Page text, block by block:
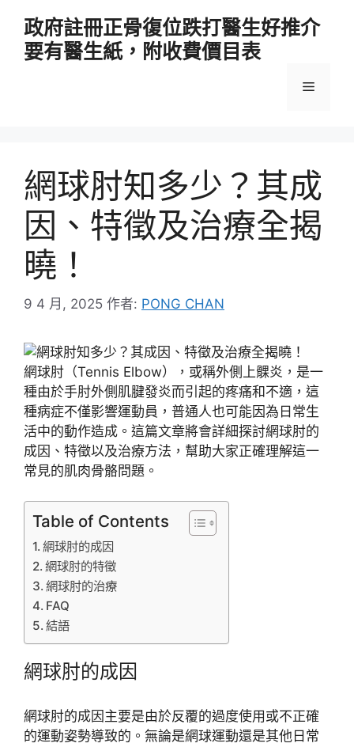
政府註冊正骨復位跌打醫生好推介
要有醫生紙，附收費價目表
選
網球肘知多少？其成
因、特徵及治療全揭
曉！
9 4 月, 2025 作者: PONG CHAN
網球肘（Tennis Elbow），或稱外側上髁炎，是一
種由於手肘外側肌腱發炎而引起的疼痛和不適，這
種病症不僅影響運動員，普通人也可能因為日常生
活中的動作造成。這篇文章將會詳細探討網球肘的
成因、特徵以及治療方法，幫助大家正確理解這一
常見的肌肉骨骼問題。
Table of Contents
網球肘的成因
網球肘的特徵
網球肘的治療
FAQ
結語
網球肘的成因
網球肘的成因主要是由於反覆的過度使用或不正確
的運動姿勢導致的。無論是網球運動還是其他日常